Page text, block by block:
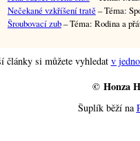
Nečekané vzkříšení tratě– Téma:
Šroubovací zub– Téma: Rodina a
články si můžete vyhledat v
© Honza
Šuplík běží na